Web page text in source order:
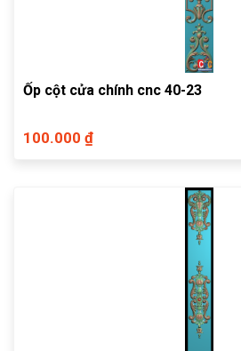
Ốp cột cửa chính cnc 40-23
100.000 ₫